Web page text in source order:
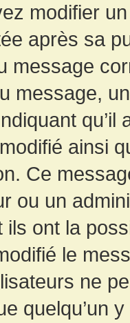
modifier
après sa
message
message,
ainsi
Ce
ou un
ils ont la
le
ne
quelqu’un